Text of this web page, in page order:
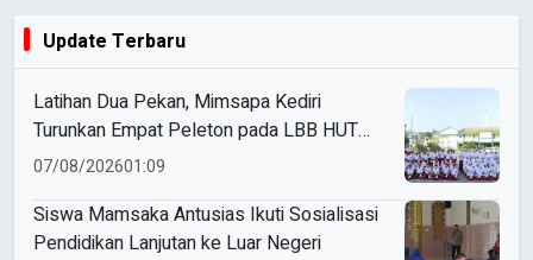
Update Terbaru
Latihan Dua Pekan, Mimsapa Kediri
Turunkan Empat Peleton pada LBB HUT
Ke-81 RI Kecamatan Pare
07/08/202601:09
Siswa Mamsaka Antusias Ikuti Sosialisasi
Pendidikan Lanjutan ke Luar Negeri